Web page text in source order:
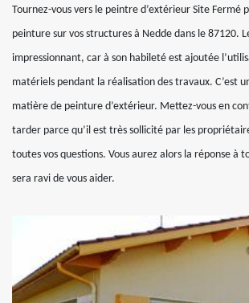
Tournez-vous vers le peintre d’extérieur Site Fermé
peinture sur vos structures à Nedde dans le 87120.
impressionnant, car à son habileté est ajoutée
matériels pendant la réalisation des travaux. C’est
matière de peinture d’extérieur. Mettez-vous en
tarder parce qu’il est très sollicité par les
toutes vos questions. Vous aurez alors la réponse à
sera ravi de vous aider.